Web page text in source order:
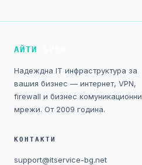
АЙТИ
Надеждна IT инфраструктура за
вашия бизнес — интернет, VPN,
firewall и бизнес комуникационни
мрежи. От 2009 година.
КОНТАКТИ
support@itservice-bg.net